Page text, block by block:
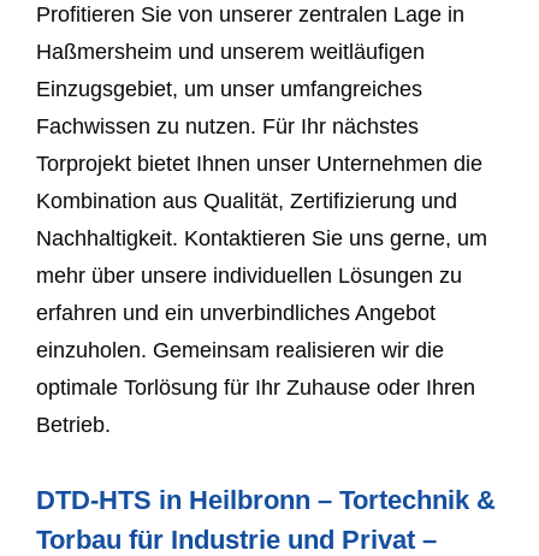
Profitieren Sie von unserer zentralen Lage in
Haßmersheim und unserem weitläufigen
Einzugsgebiet, um unser umfangreiches
Fachwissen zu nutzen. Für Ihr nächstes
Torprojekt bietet Ihnen unser Unternehmen die
Kombination aus Qualität, Zertifizierung und
Nachhaltigkeit. Kontaktieren Sie uns gerne, um
mehr über unsere individuellen Lösungen zu
erfahren und ein unverbindliches Angebot
einzuholen. Gemeinsam realisieren wir die
optimale Torlösung für Ihr Zuhause oder Ihren
Betrieb.
DTD-HTS in Heilbronn – Tortechnik &
Torbau für Industrie und Privat –